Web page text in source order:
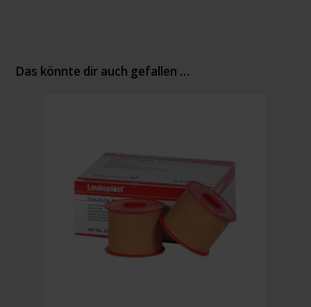
Das könnte dir auch gefallen …